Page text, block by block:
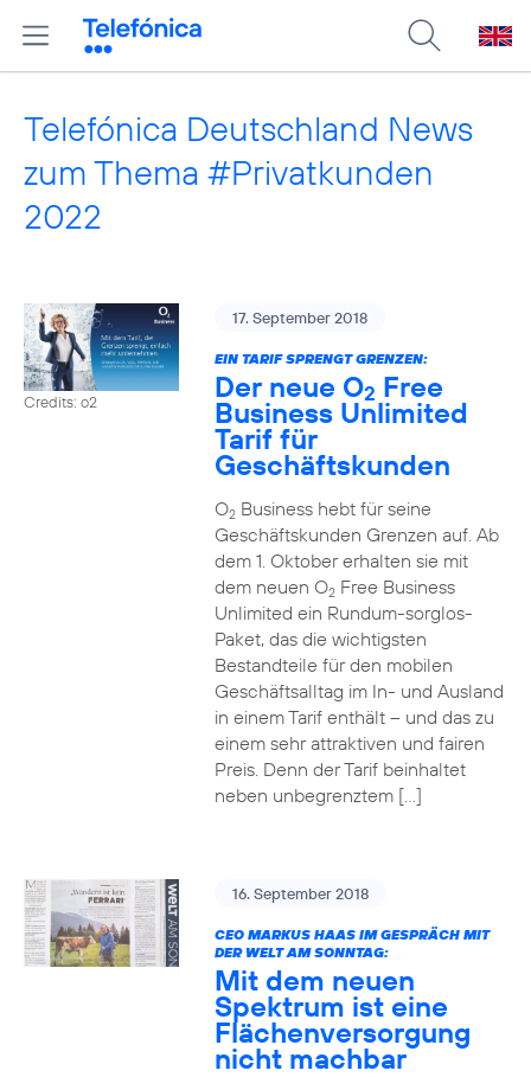
Telefónica Deutschland News
zum Thema #Privatkunden
2022
Credits: o2
17. September 2018
EIN TARIF SPRENGT GRENZEN:
Der neue O2 Free
Business Unlimited
Tarif für
Geschäftskunden
O2Business hebt für seine
Geschäftskunden Grenzen auf. Ab
dem 1. Oktober erhalten sie mit
dem neuen O2Free Business
Unlimited ein Rundum-sorglos-
Paket, das die wichtigsten
Bestandteile für den mobilen
Geschäftsalltag im In- und Ausland
in einem Tarif enthält – und das zu
einem sehr attraktiven und fairen
Preis. Denn der Tarif beinhaltet
neben unbegrenztem […]
16. September 2018
CEO MARKUS HAAS IM GESPRÄCH MIT
DER WELT AM SONNTAG:
Mit dem neuen
Spektrum ist eine
Flächenversorgung
nicht machbar